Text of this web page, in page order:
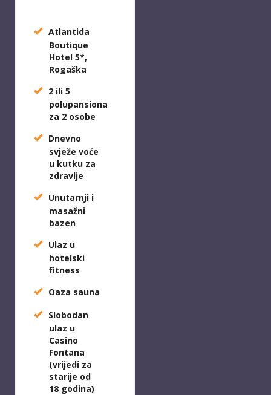
Atlantida
Boutique
Hotel 5*,
Rogaška
2 ili 5
polupansiona
za 2 osobe
Dnevno
svježe voće
u kutku za
zdravlje
Unutarnji i
masažni
bazen
Ulaz u
hotelski
fitness
Oaza sauna
Slobodan
ulaz u
Casino
Fontana
(vrijedi za
starije od
18 godina)